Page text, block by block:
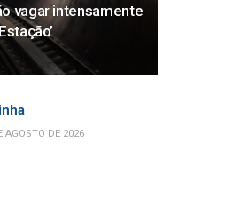
vagar intensamente
AGOSTO DE 2026